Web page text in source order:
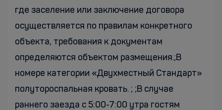
где заселение или заключение договора
осуществляется по правилам конкретного
объекта, требования к документам
определяются объектом размещения.;В
номере категории «Двухместный Стандарт»
полутороспальная кровать. ; ;В случае
раннего заезда с 5:00-7:00 утра гостям